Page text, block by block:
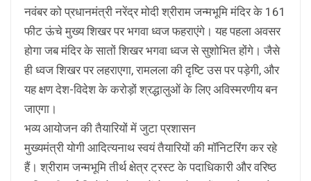
नवंबर को प्रधानमंत्री नरेंद्र मोदी श्रीराम जन्मभूमि मंदिर के 161
फीट ऊंचे मुख्य शिखर पर भगवा ध्वज फहराएंगे। यह पहला अवसर
होगा जब मंदिर के सातों शिखर भगवा ध्वज से सुशोभित होंगे। जैसे
ही ध्वज शिखर पर लहराएगा, रामलला की दृष्टि उस पर पड़ेगी, और
यह क्षण देश-विदेश के करोड़ों श्रद्धालुओं के लिए अविस्मरणीय बन
जाएगा।
भव्य आयोजन की तैयारियों में जुटा प्रशासन
मुख्यमंत्री योगी आदित्यनाथ स्वयं तैयारियों की मॉनिटरिंग कर रहे
हैं। श्रीराम जन्मभूमि तीर्थ क्षेत्र ट्रस्ट के पदाधिकारी और वरिष्ठ